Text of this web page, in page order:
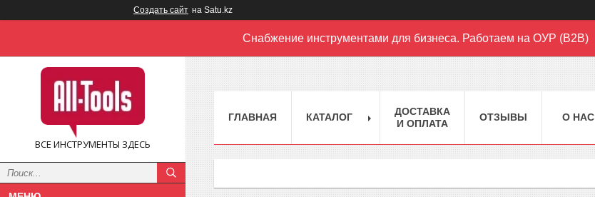
Создать сайт на Satu.kz
Снабжение инструментами для бизнеса. Работаем на ОУР (B2B)
ВСЕ ИНСТРУМЕНТЫ ЗДЕСЬ
ГЛАВНАЯ КАТАЛОГ
ДОСТАВКА
И ОПЛАТА
ОТЗЫВЫ О НАС